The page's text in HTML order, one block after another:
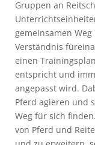
Gruppen an
gemeinsamen
Verständnis
einen
entspricht und
angepasst wird.
Pferd agieren und
Weg für sich
von Pferd und